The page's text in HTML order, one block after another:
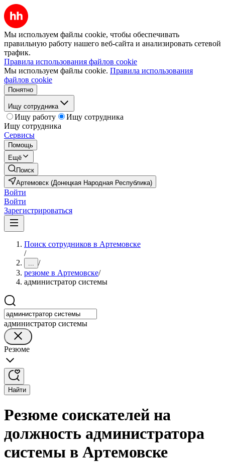
Мы используем файлы cookie, чтобы обеспечивать
правильную работу нашего веб-сайта и анализировать сетевой
трафик.
Правила использования файлов cookie
Мы используем файлы cookie. Правила использования
файлов cookie
Понятно
Ищу сотрудника
Ищу работу
Ищу сотрудника
Ищу сотрудника
Сервисы
Помощь
Ещё
Поиск
Артемовск (Донецкая Народная Республика)
Войти
Войти
Зарегистрироваться
Поиск сотрудников в Артемовске
/
... /
резюме в Артемовске/
администратор системы
администратор системы
Резюме
Найти
Резюме соискателей на
должность администратора
системы в Артемовске